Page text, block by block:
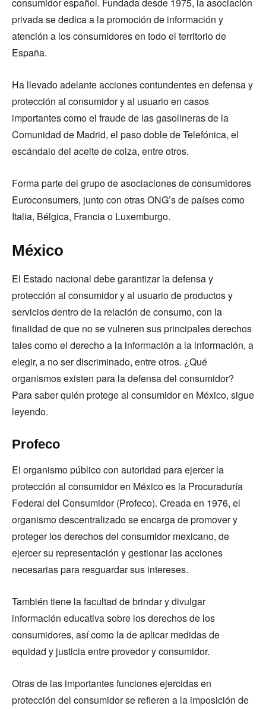
privada se dedica a la promoción de información y
atención a los consumidores en todo el territorio de
España.
Ha llevado adelante acciones contundentes en defensa y
protección al consumidor y al usuario en casos
importantes como el fraude de las gasolineras de la
Comunidad de Madrid, el paso doble de Telefónica, el
escándalo del aceite de colza, entre otros.
Forma parte del grupo de asociaciones de consumidores
Euroconsumers, junto con otras ONG’s de países como
Italia, Bélgica, Francia o Luxemburgo.
México
El Estado nacional debe garantizar la defensa y
protección al consumidor y al usuario de productos y
servicios dentro de la relación de consumo, con la
finalidad de que no se vulneren sus principales derechos
tales como el derecho a la información a la información, a
elegir, a no ser discriminado, entre otros. ¿Qué
organismos existen para la defensa del consumidor?
Para saber quién protege al consumidor en México, sigue
leyendo.
Profeco
El organismo público con autoridad para ejercer la
protección al consumidor en México es la Procuraduría
Federal del Consumidor (Profeco). Creada en 1976, el
organismo descentralizado se encarga de promover y
proteger los derechos del consumidor mexicano, de
ejercer su representación y gestionar las acciones
necesarias para resguardar sus intereses.
También tiene la facultad de brindar y divulgar
información educativa sobre los derechos de los
consumidores, así como la de aplicar medidas de
equidad y justicia entre provedor y consumidor.
Otras de las importantes funciones ejercidas en
protección del consumidor se refieren a la imposición de